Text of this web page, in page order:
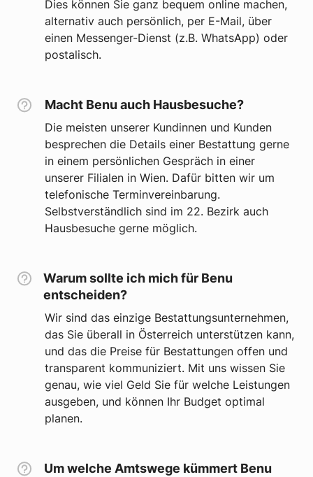
Dies können Sie ganz bequem online machen,
alternativ auch persönlich, per E-Mail, über
einen Messenger-Dienst (z.B. WhatsApp) oder
postalisch.
Macht Benu auch Hausbesuche?
Die meisten unserer Kundinnen und Kunden
besprechen die Details einer Bestattung gerne
in einem persönlichen Gespräch in einer
unserer Filialen in Wien. Dafür bitten wir um
telefonische Terminvereinbarung.
Selbstverständlich sind im 22. Bezirk auch
Hausbesuche gerne möglich.
Warum sollte ich mich für Benu
entscheiden?
Wir sind das einzige Bestattungsunternehmen,
das Sie überall in Österreich unterstützen kann,
und das die Preise für Bestattungen offen und
transparent kommuniziert. Mit uns wissen Sie
genau, wie viel Geld Sie für welche Leistungen
ausgeben, und können Ihr Budget optimal
planen.
Um welche Amtswege kümmert Benu